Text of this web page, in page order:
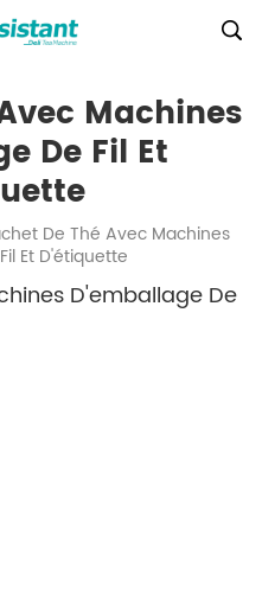
Machines
De Fil Et
De Thé Avec Machines
Et D'étiquette
D'emballage De